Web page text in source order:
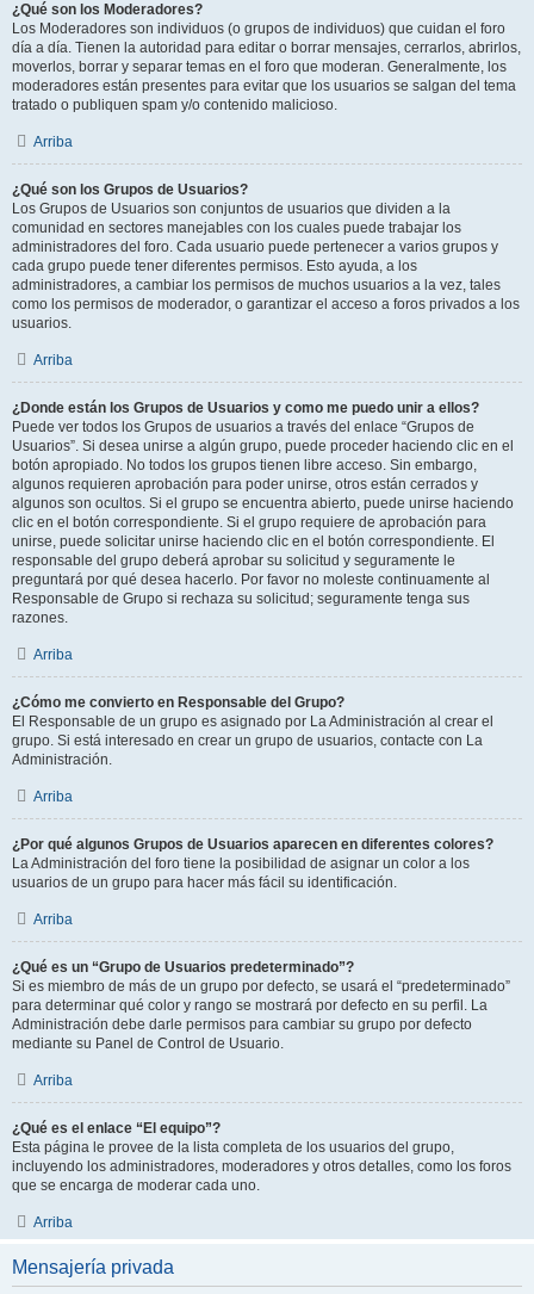
¿Qué son los Moderadores?
Los Moderadores son individuos (o grupos de individuos) que cuidan el foro
día a día. Tienen la autoridad para editar o borrar mensajes, cerrarlos, abrirlos,
moverlos, borrar y separar temas en el foro que moderan. Generalmente, los
moderadores están presentes para evitar que los usuarios se salgan del tema
tratado o publiquen spam y/o contenido malicioso.
Arriba
¿Qué son los Grupos de Usuarios?
Los Grupos de Usuarios son conjuntos de usuarios que dividen a la
comunidad en sectores manejables con los cuales puede trabajar los
administradores del foro. Cada usuario puede pertenecer a varios grupos y
cada grupo puede tener diferentes permisos. Esto ayuda, a los
administradores, a cambiar los permisos de muchos usuarios a la vez, tales
como los permisos de moderador, o garantizar el acceso a foros privados a los
usuarios.
Arriba
¿Donde están los Grupos de Usuarios y como me puedo unir a ellos?
Puede ver todos los Grupos de usuarios a través del enlace “Grupos de
Usuarios”. Si desea unirse a algún grupo, puede proceder haciendo clic en el
botón apropiado. No todos los grupos tienen libre acceso. Sin embargo,
algunos requieren aprobación para poder unirse, otros están cerrados y
algunos son ocultos. Si el grupo se encuentra abierto, puede unirse haciendo
clic en el botón correspondiente. Si el grupo requiere de aprobación para
unirse, puede solicitar unirse haciendo clic en el botón correspondiente. El
responsable del grupo deberá aprobar su solicitud y seguramente le
preguntará por qué desea hacerlo. Por favor no moleste continuamente al
Responsable de Grupo si rechaza su solicitud; seguramente tenga sus
razones.
Arriba
¿Cómo me convierto en Responsable del Grupo?
El Responsable de un grupo es asignado por La Administración al crear el
grupo. Si está interesado en crear un grupo de usuarios, contacte con La
Administración.
Arriba
¿Por qué algunos Grupos de Usuarios aparecen en diferentes colores?
La Administración del foro tiene la posibilidad de asignar un color a los
usuarios de un grupo para hacer más fácil su identificación.
Arriba
¿Qué es un “Grupo de Usuarios predeterminado”?
Si es miembro de más de un grupo por defecto, se usará el “predeterminado”
para determinar qué color y rango se mostrará por defecto en su perfil. La
Administración debe darle permisos para cambiar su grupo por defecto
mediante su Panel de Control de Usuario.
Arriba
¿Qué es el enlace “El equipo”?
Esta página le provee de la lista completa de los usuarios del grupo,
incluyendo los administradores, moderadores y otros detalles, como los foros
que se encarga de moderar cada uno.
Arriba
Mensajería privada